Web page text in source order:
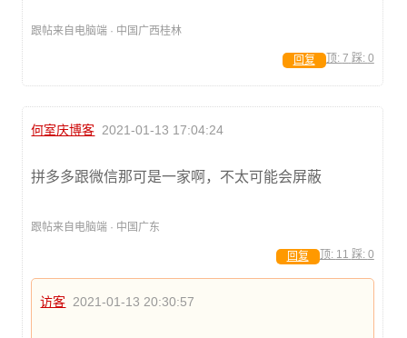
跟帖来自电脑端 · 中国广西桂林
顶: 7 踩: 0
回复
何室庆博客 2021-01-13 17:04:24
拼多多跟微信那可是一家啊，不太可能会屏蔽
跟帖来自电脑端 · 中国广东
顶: 11 踩: 0
回复
访客 2021-01-13 20:30:57